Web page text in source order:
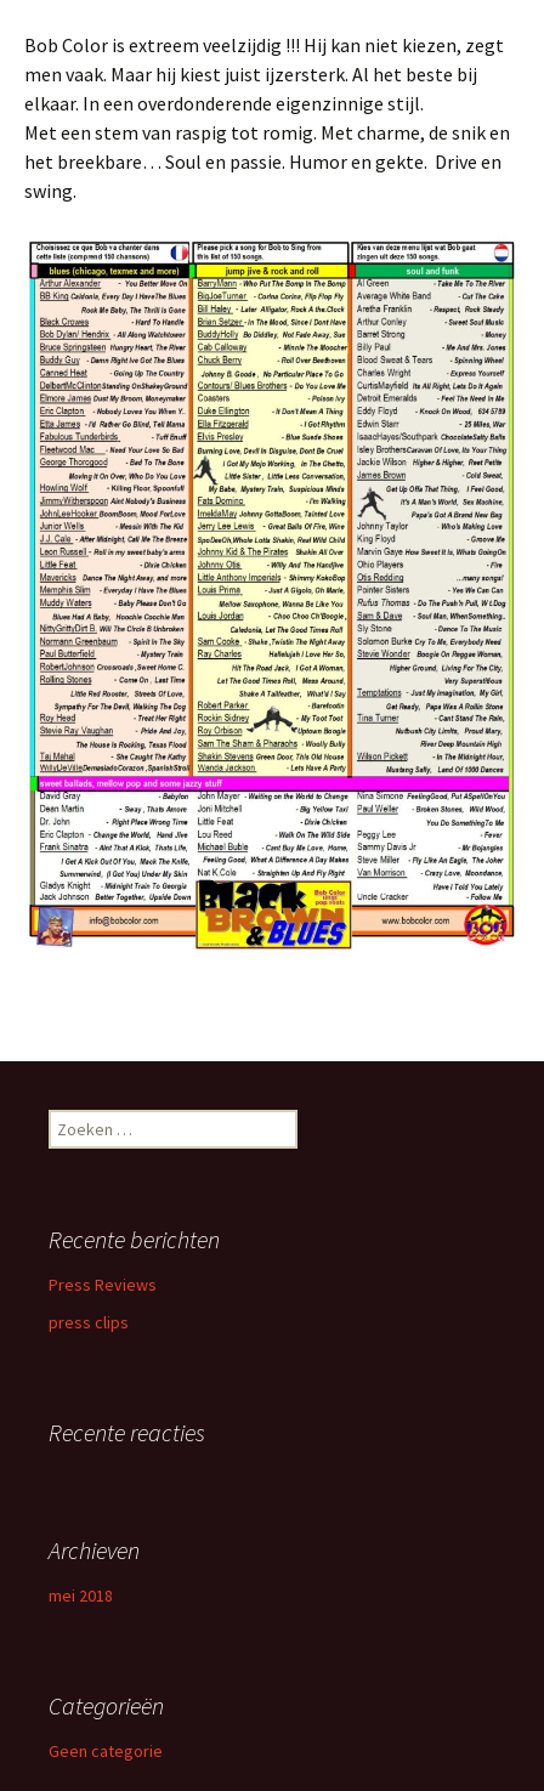
Bob Color is extreem veelzijdig !!! Hij kan niet kiezen, zegt
men vaak. Maar hij kiest juist ijzersterk. Al het beste bij
elkaar. In een overdonderende eigenzinnige stijl.
Met een stem van raspig tot romig. Met charme, de snik en
het breekbare… Soul en passie. Humor en gekte. Drive en
swing.
Zoeken
naar:
Recente berichten
Press Reviews
press clips
Recente reacties
Archieven
mei 2018
Categorieën
Geen categorie